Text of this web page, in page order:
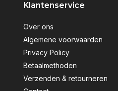
Klantenservice
Over ons
Algemene voorwaarden
Privacy Policy
Betaalmethoden
Verzenden & retourneren